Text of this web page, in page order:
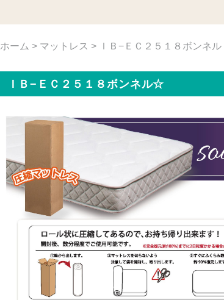
ホーム > マットレス > ＩＢ−ＥＣ２５１８ボンネル
ＩＢ−ＥＣ２５１８ボンネル☆